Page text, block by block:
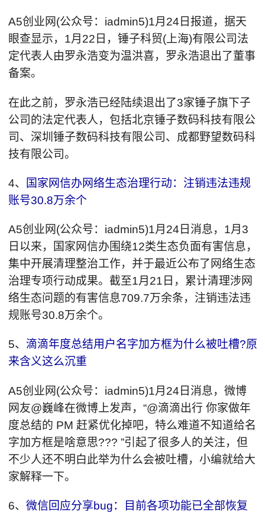
A5创业网(公众号：iadmin5)1月24日报道，据天
眼查显示，1月22日，锤子科贸(上海)有限公司法
定代表人由罗永浩变为温洪喜，罗永浩退出了董事
备案。
在此之前，罗永浩已经陆续退出了3家锤子旗下子
公司的法定代表人，包括北京锤子数码科技有限公
司、深圳锤子数码科技有限公司、成都野望数码科
技有限公司。
4、
国家网信办网络生态治理行动：注销违法违规
账号30.8万余个
A5创业网(公众号：iadmin5)1月24日消息，1月3
日以来，国家网信办围绕12类生态负面有害信息，
集中开展清理整治工作，并于最近公布了网络生态
治理专项行动成果。截至1月21日，累计清理涉网
络生态问题的有害信息709.7万余条，注销违法违
规账号30.8万余个。
5、 滴滴年度总结用户名字加方框为什么被吐槽?原
来含义这么沉重
A5创业网(公众号：iadmin5)1月24日消息，微博
网友@巍峰在微博上发声，“@滴滴出行 你家做年
度总结的 PM 赶紧优化掉吧，特么难道不知道给名
字加方框是啥意思??? ”引起了很多人的关注，但
不少人还不明白此举为什么会被吐槽，小编就给大
家解释一下。
6、 微信回应分享bug：目前各项功能已全部恢复